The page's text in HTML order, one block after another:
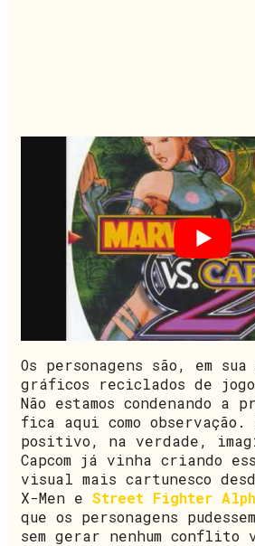
Os personagens são, em
gráficos reciclados de
Não estamos condenando a
fica aqui como observação.
positivo, na verdade,
Capcom já vinha criando
visual mais cartunesco
X-Men e Street Fighter
que os personagens
sem gerar nenhum conflito